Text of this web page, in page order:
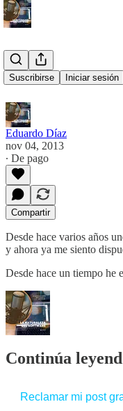
Suscribirse Iniciar sesión
La Naturaleza
Eduardo Díaz
nov 04, 2013
∙ De pago
Compartir
Desde hace varios años
y ahora ya me siento
Desde hace un tiempo he
Continúa
Reclamar mi post